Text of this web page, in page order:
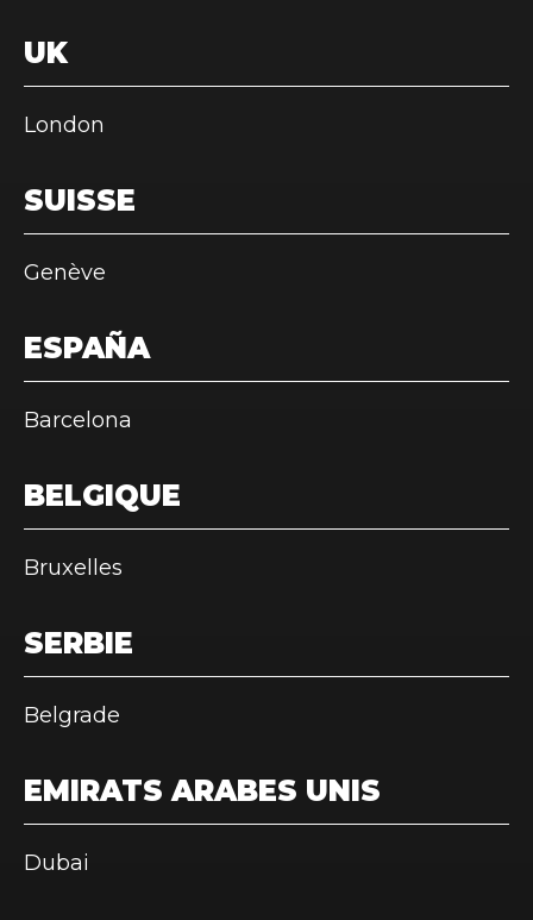
UK
London
SUISSE
Genève
ESPAÑA
Barcelona
BELGIQUE
Bruxelles
SERBIE
Belgrade
EMIRATS ARABES UNIS
Dubai